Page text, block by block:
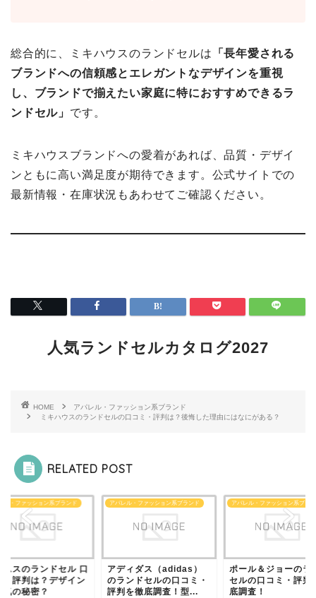
総合的に、ミキハウスのランドセルは 「長年愛される
ブランドへの信頼感とエレガントなデザインを重視
し、ブランドで揃えたい家庭に特におすすめできるラ
ンドセル」 です。
ミキハウスブランドへの愛着があれば、品質・デザイ
ンともに高い満足度が期待できます。公式サイトでの
最新情報・在庫状況もあわせてご確認ください。
人気ランドセルカタログ2027
HOME
アパレル・ファッション系ブランド
ミキハウスのランドセルの口コミ・評判は？後悔した理由にはなにがある？
RELATED POST
ル・ファッション系ブランド
ムスのランドセル 口
・評判は？デザイン
気の秘密？
アパレル・ファッション系ブランド
アディダス（adidas）
のランドセルの口コミ・
評判を徹底調査！型...
アパレル・ファッション系ブラ
ポール＆ジョーのラ
セルの口コミ・評判
底調査！